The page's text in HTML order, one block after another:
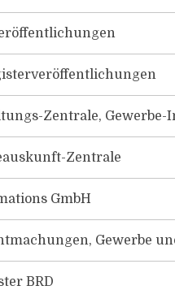
Zentrale,
Zentrale
GmbH
Gewerbe
BRD